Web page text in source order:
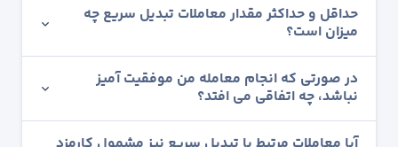
حداقل و حداکثر مقدار معاملات تبدیل سریع چه
میزان است؟
در صورتی که انجام معامله من موفقیت آمیز
نباشد، چه اتفاقی می افتد؟